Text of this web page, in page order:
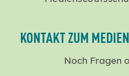
KONTAKT ZUM
Noch Fragen